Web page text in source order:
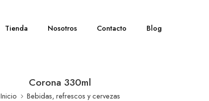
Tienda Nosotros Contacto Blog
Corona 330ml
Inicio Bebidas, refrescos y cervezas